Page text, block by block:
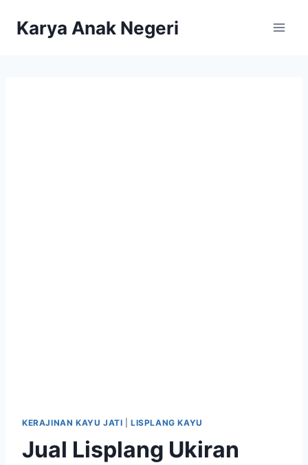
Karya Anak Negeri
KERAJINAN KAYU JATI |LISPLANG KAYU
Jual Lisplang Ukiran